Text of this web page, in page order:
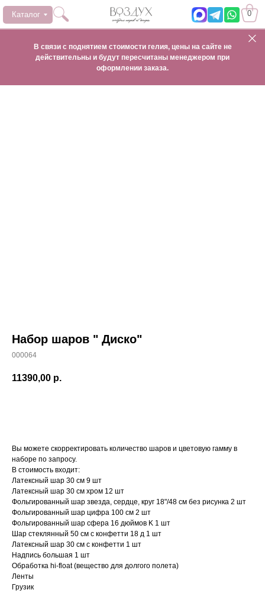
0
Каталог
В связи с поднятием стоимости гелия, цены на сайте не
действительны и будут пересчитаны менеджером при
оформлении заказа.
Набор шаров " Диско"
000064
11390,00 р.
Вы можете скорректировать количество шаров и цветовую гамму в
наборе по запросу.
В стоимость входит:
Латексный шар 30 см 9 шт
Латексный шар 30 см хром 12 шт
Фольгированный шар звезда, сердце, круг 18"/48 см без рисунка 2 шт
Фольгированный шар цифра 100 см 2 шт
Фольгированный шар сфера 16 дюймов K 1 шт
Шар стеклянный 50 см с конфетти 18 д 1 шт
Латексный шар 30 см с конфетти 1 шт
Надпись большая 1 шт
Обработка hi-float (вещество для долгого полета)
Ленты
Грузик